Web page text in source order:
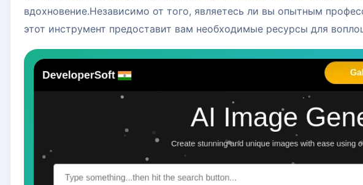
вдохновение.Независимо от того, являетесь ли вы опытным
этот инструмент предоставит вам необходимые ресурсы для